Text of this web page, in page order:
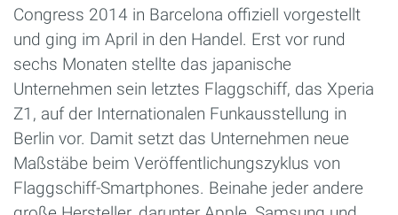
Congress 2014 in Barcelona offiziell vorgestellt
und ging im April in den Handel. Erst vor rund
sechs Monaten stellte das japanische
Unternehmen sein letztes Flaggschiff, das Xperia
Z1, auf der Internationalen Funkausstellung in
Berlin vor. Damit setzt das Unternehmen neue
Maßstäbe beim Veröffentlichungszyklus von
Flaggschiff-Smartphones. Beinahe jeder andere